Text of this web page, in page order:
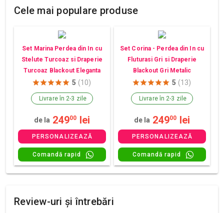
Cele mai populare produse
Set Marina Perdea din In cu
Stelute Turcoaz si Draperie
Turcoaz Blackout Eleganta
5 (10)
Livrare în 2-3 zile
de la 24900 lei
PERSONALIZEAZĂ
Comandă rapid
Set Corina - Perdea din In cu
Fluturasi Gri si Draperie
Blackout Gri Metalic
5 (13)
Livrare în 2-3 zile
de la 24900 lei
PERSONALIZEAZĂ
Comandă rapid
Review-uri și întrebări